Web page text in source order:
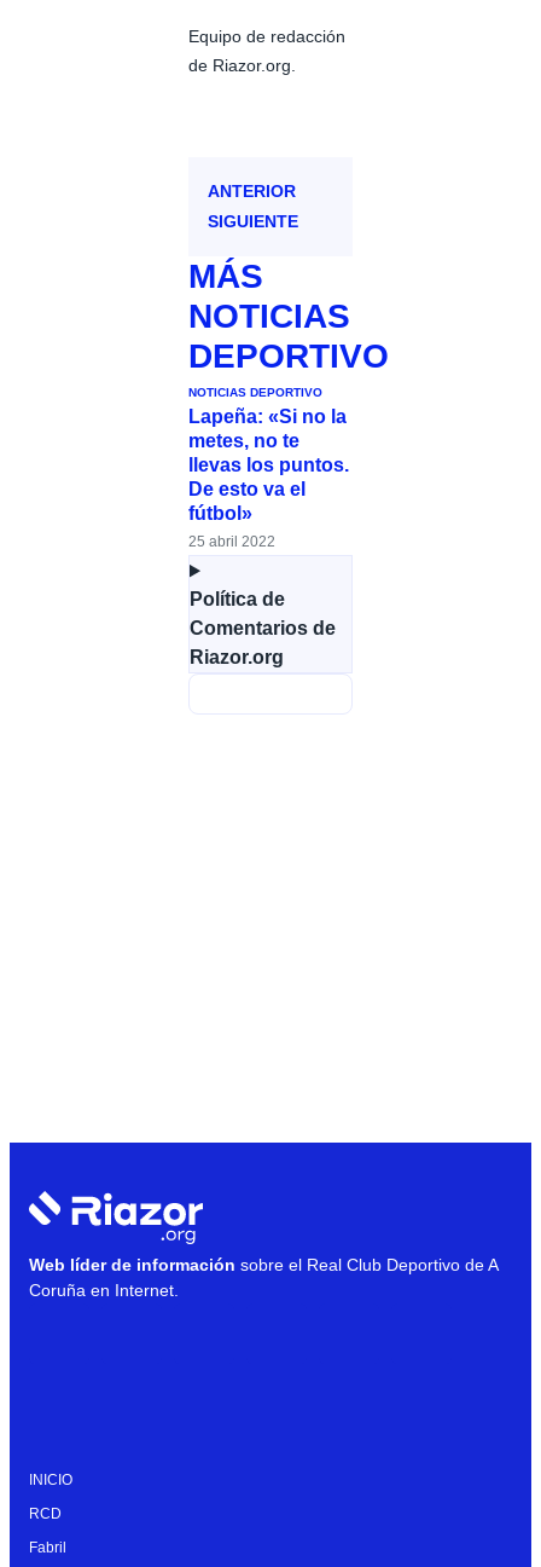
Equipo de redacción
de Riazor.org.
ANTERIOR
SIGUIENTE
MÁS
NOTICIAS
DEPORTIVO
NOTICIAS DEPORTIVO
Lapeña: «Si no la
metes, no te
llevas los puntos.
De esto va el
fútbol»
25 abril 2022
Política de
Comentarios de
Riazor.org
Web líder de información sobre el Real Club Deportivo de A
Coruña en Internet.
INICIO
RCD
Fabril